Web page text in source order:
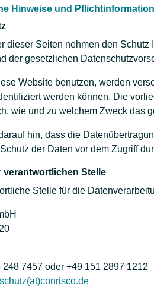
Hinweise und
dieser Seiten nehmen den
der gesetzlichen
Website benutzen, werden
werden können. Die
wie und zu welchem Zweck das
hin, dass die
der Daten vor dem Zugriff
verantwortlichen Stelle
Stelle für die
248 7457 oder +49 151 2897 1212